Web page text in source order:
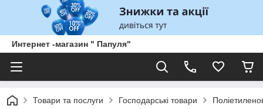
Интернет -магазин " Папуля"
Товари та послуги Господарські товари